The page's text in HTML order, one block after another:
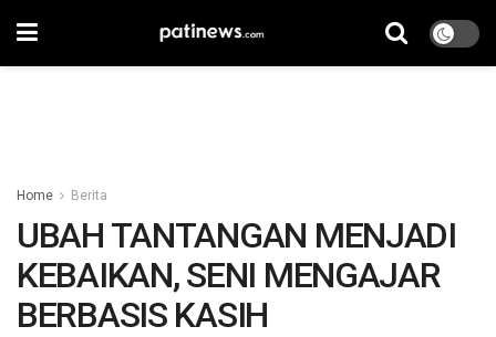
Home Berita
UBAH TANTANGAN MENJADI
KEBAIKAN, SENI MENGAJAR
BERBASIS KASIH